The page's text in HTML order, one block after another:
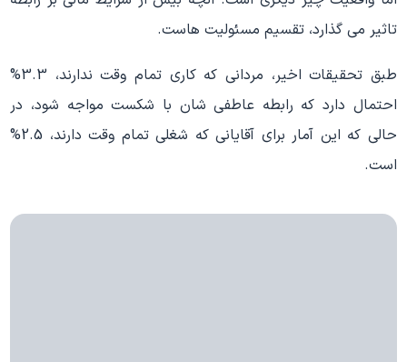
تاثیر می گذارد، تقسیم مسئولیت هاست.
طبق تحقیقات اخیر، مردانی که کاری تمام وقت ندارند، 3.3%
احتمال دارد که رابطه عاطفی شان با شکست مواجه شود، در
حالی که این آمار برای آقایانی که شغلی تمام وقت دارند، 2.5%
است.